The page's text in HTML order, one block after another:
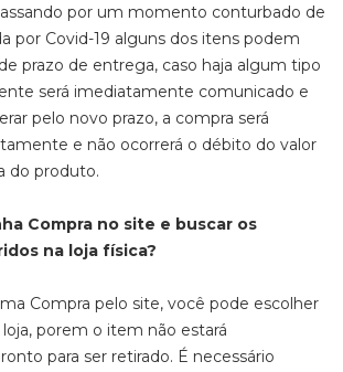
por um momento conturbado de
por Covid-19 alguns dos itens podem
prazo de entrega, caso haja algum tipo
será imediatamente comunicado e
pelo novo prazo, a compra será
e não ocorrerá o débito do valor
do produto.
Compra no site e buscar os
na loja física?
Compra pelo site, você pode escolher
porem o item não estará
para ser retirado. É necessário